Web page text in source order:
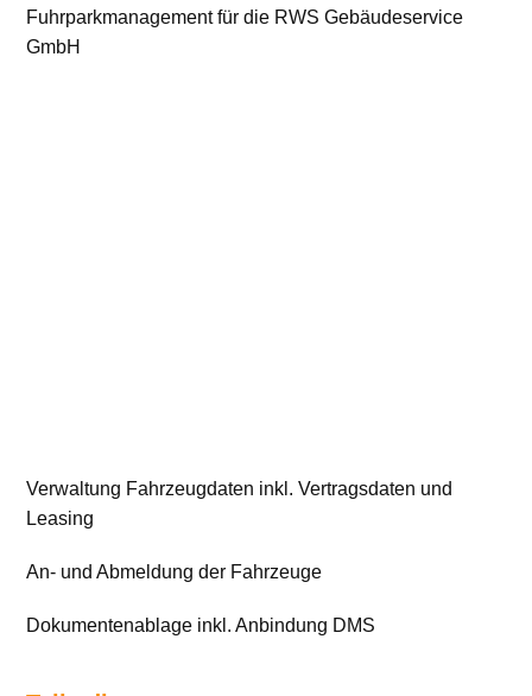
Fuhrparkmanagement für die RWS Gebäudeservice
GmbH
Verwaltung Fahrzeugdaten inkl. Vertragsdaten und
Leasing
An- und Abmeldung der Fahrzeuge
Dokumentenablage inkl. Anbindung DMS